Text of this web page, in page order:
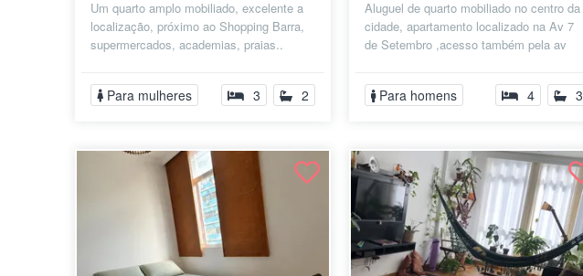
Um quarto amplo mobiliado, excelente a
localização, próximo ao Shopping Barra,
supermercados, academias, praias..
Para mulheres 3 2
Aluguel de quarto mobiliado no centro da
cidade, apartamento localizado na Av 7
de Setembro ,acesso também pela av
Para homens 4 3